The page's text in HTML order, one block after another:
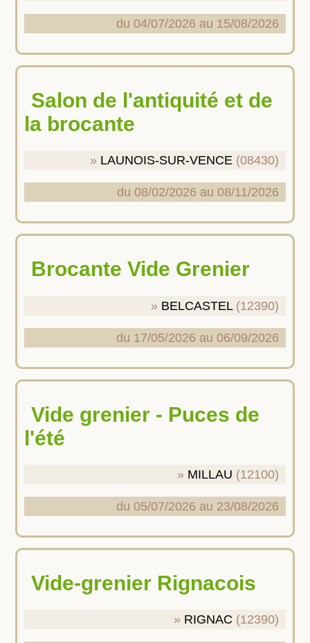
du 04/07/2026 au 15/08/2026
Salon de l'antiquité et de
la brocante
LAUNOIS-SUR-VENCE (08430)
du 08/02/2026 au 08/11/2026
Brocante Vide Grenier
BELCASTEL(12390)
du 17/05/2026 au 06/09/2026
Vide grenier - Puces de
l'été
MILLAU (12100)
du 05/07/2026 au 23/08/2026
Vide-grenier Rignacois
RIGNAC (12390)